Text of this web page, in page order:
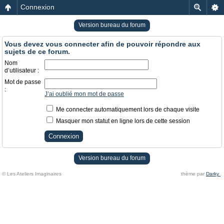
Connexion
Version bureau du forum
Vous devez vous connecter afin de pouvoir répondre aux
sujets de ce forum.
Nom
d’utilisateur :
Mot de passe
:
J’ai oublié mon mot de passe
Me connecter automatiquement lors de chaque visite
Masquer mon statut en ligne lors de cette session
Version bureau du forum
© Les Ateliers Imaginaires thème par Darky